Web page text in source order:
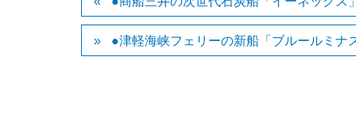
●津軽海峡フェリーの新船「ブルールミナ